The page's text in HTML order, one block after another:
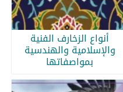
أنواع الزخارف الفنية
والإسلامية والهندسية
بمواصفاتها